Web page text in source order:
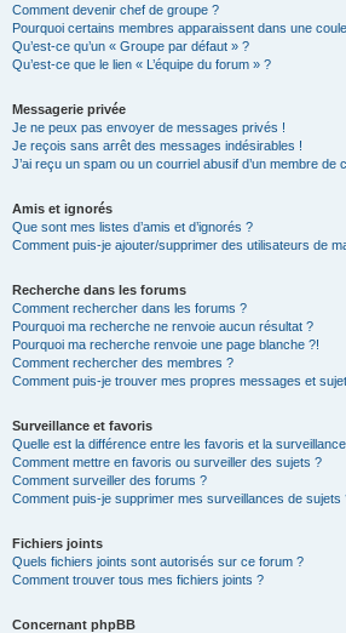
Comment devenir chef de groupe ?
Pourquoi certains membres apparaissent dans une
Qu’est-ce qu’un « Groupe par défaut » ?
Qu’est-ce que le lien « L’équipe du forum » ?
Messagerie privée
Je ne peux pas envoyer de messages privés !
Je reçois sans arrêt des messages indésirables !
J’ai reçu un spam ou un courriel abusif d’un membre de
Amis et ignorés
Que sont mes listes d’amis et d’ignorés ?
Comment puis-je ajouter/supprimer des utilisateurs de
Recherche dans les forums
Comment rechercher dans les forums ?
Pourquoi ma recherche ne renvoie aucun résultat ?
Pourquoi ma recherche renvoie une page blanche ?!
Comment rechercher des membres ?
Comment puis-je trouver mes propres messages et
Surveillance et favoris
Quelle est la différence entre les favoris et la
Comment mettre en favoris ou surveiller des sujets ?
Comment surveiller des forums ?
Comment puis-je supprimer mes surveillances de sujets
Fichiers joints
Quels fichiers joints sont autorisés sur ce forum ?
Comment trouver tous mes fichiers joints ?
Concernant phpBB